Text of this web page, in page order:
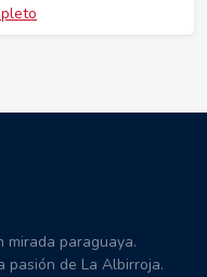
mirada paraguaya.
pasión de La Albirroja.